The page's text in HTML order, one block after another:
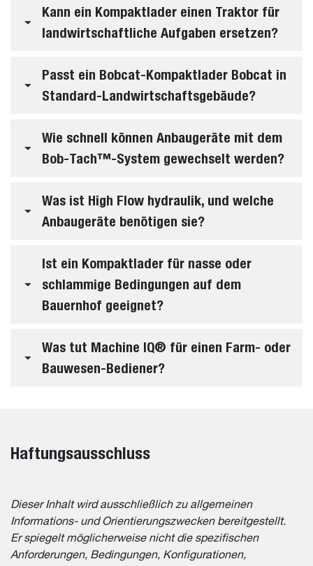
Kann ein Kompaktlader einen Traktor für
landwirtschaftliche Aufgaben ersetzen?
Passt ein Bobcat-Kompaktlader Bobcat in
Standard-Landwirtschaftsgebäude?
Wie schnell können Anbaugeräte mit dem
Bob-Tach™-System gewechselt werden?
Was ist High Flow hydraulik, und welche
Anbaugeräte benötigen sie?
Ist ein Kompaktlader für nasse oder
schlammige Bedingungen auf dem
Bauernhof geeignet?
Was tut Machine IQ® für einen Farm- oder
Bauwesen-Bediener?
Haftungsausschluss
Dieser Inhalt wird ausschließlich zu allgemeinen
Informations- und Orientierungszwecken bereitgestellt.
Er spiegelt möglicherweise nicht die spezifischen
Anforderungen, Bedingungen, Konfigurationen,